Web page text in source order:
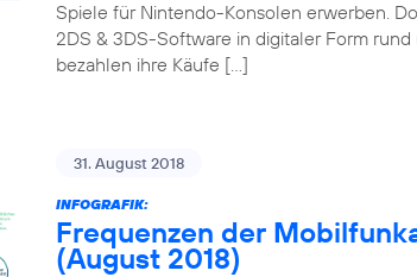
Spiele für Nintendo-Konsolen erwerben.
2DS & 3DS-Software in digitaler Form
bezahlen ihre Käufe […]
31. August 2018
INFOGRAFIK:
Frequenzen der
(August 2018)